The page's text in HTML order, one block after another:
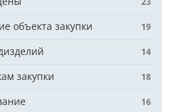
объекта закупки 19
14
закупки 18
16